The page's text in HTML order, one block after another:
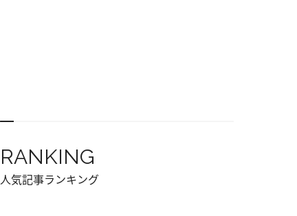
RANKING
人気記事ランキング